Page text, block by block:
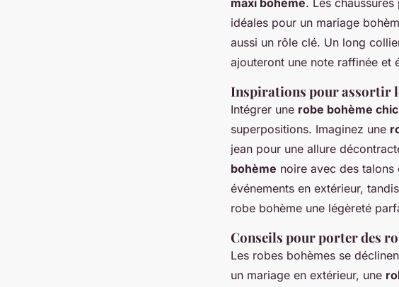
maxi bohème. Les
idéales pour un mariage
aussi un rôle clé. Un long
ajouteront une note raffinée et
Inspirations pour assortir
Intégrer une robe bohème chic
superpositions. Imaginez une
jean pour une allure
bohème noire avec des
événements en extérieur,
robe bohème une légèreté
Conseils pour porter des
Les robes bohèmes se
un mariage en extérieur, une